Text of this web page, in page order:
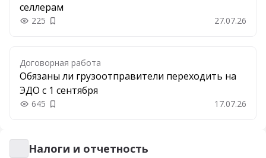
селлерам
225 Добавить в закладки 27.07.26
Договорная работа
Обязаны ли грузоотправители переходить на
ЭДО с 1 сентября
645 Добавить в закладки 17.07.26
Налоги и отчетность
Налоги и отчетность